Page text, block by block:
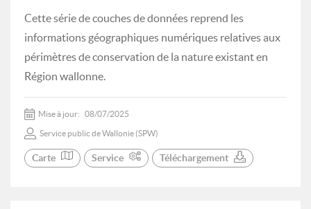
Cette série de couches de données reprend les
informations géographiques numériques relatives aux
périmètres de conservation de la nature existant en
Région wallonne.
Mise à jour: 08/07/2025
Service public de Wallonie (SPW)
Carte Service Téléchargement